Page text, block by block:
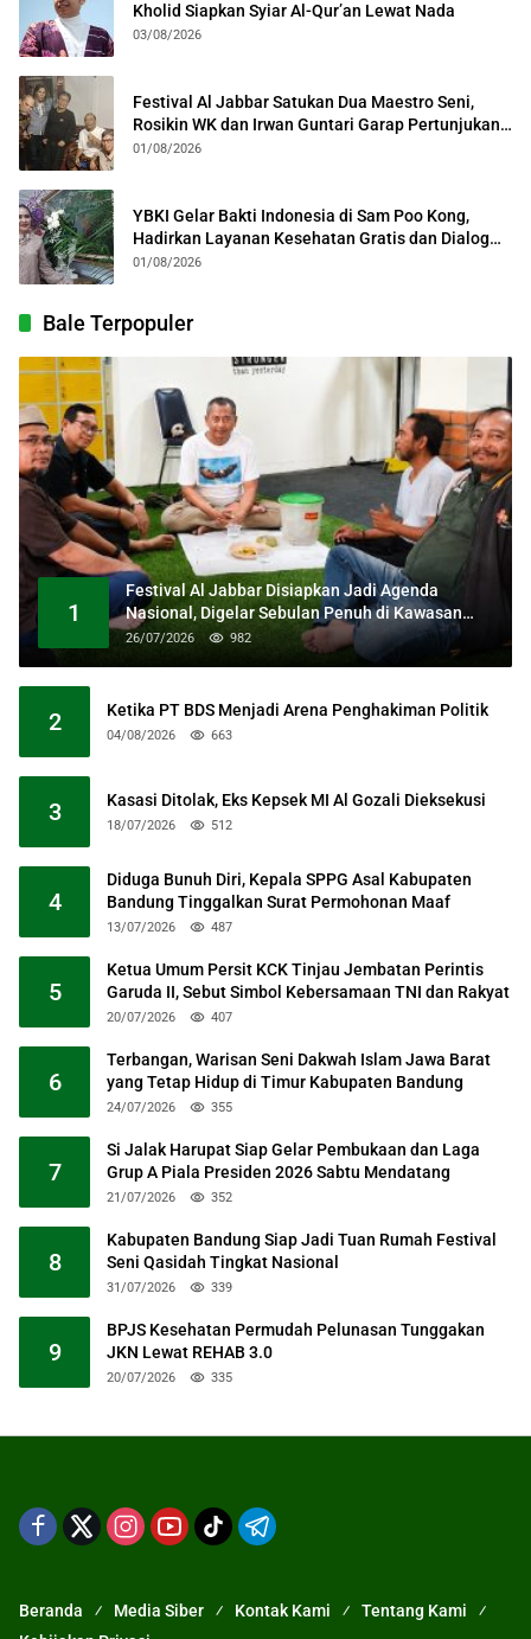
Kholid Siapkan Syiar Al-Qur’an Lewat Nada
03/08/2026
Festival Al Jabbar Satukan Dua Maestro Seni,
Rosikin WK dan Irwan Guntari Garap Pertunjukan
Kolosal
01/08/2026
YBKI Gelar Bakti Indonesia di Sam Poo Kong,
Hadirkan Layanan Kesehatan Gratis dan Dialog
Kebangsaan
01/08/2026
Bale Terpopuler
1
Festival Al Jabbar Disiapkan Jadi Agenda
Nasional, Digelar Sebulan Penuh di Kawasan
Masjid Raya Al Jabbar
26/07/2026 982
2 Ketika PT BDS Menjadi Arena Penghakiman Politik
04/08/2026 663
3 Kasasi Ditolak, Eks Kepsek MI Al Gozali Dieksekusi
18/07/2026 512
4
Diduga Bunuh Diri, Kepala SPPG Asal Kabupaten
Bandung Tinggalkan Surat Permohonan Maaf
13/07/2026 487
5
Ketua Umum Persit KCK Tinjau Jembatan Perintis
Garuda II, Sebut Simbol Kebersamaan TNI dan Rakyat
20/07/2026 407
6
Terbangan, Warisan Seni Dakwah Islam Jawa Barat
yang Tetap Hidup di Timur Kabupaten Bandung
24/07/2026 355
7
Si Jalak Harupat Siap Gelar Pembukaan dan Laga
Grup A Piala Presiden 2026 Sabtu Mendatang
21/07/2026 352
8
Kabupaten Bandung Siap Jadi Tuan Rumah Festival
Seni Qasidah Tingkat Nasional
31/07/2026 339
9
BPJS Kesehatan Permudah Pelunasan Tunggakan
JKN Lewat REHAB 3.0
20/07/2026 335
Beranda Media Siber Kontak Kami
Tentang Kami